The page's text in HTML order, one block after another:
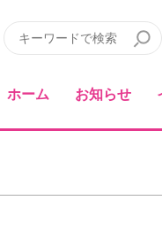
ホーム お知らせ